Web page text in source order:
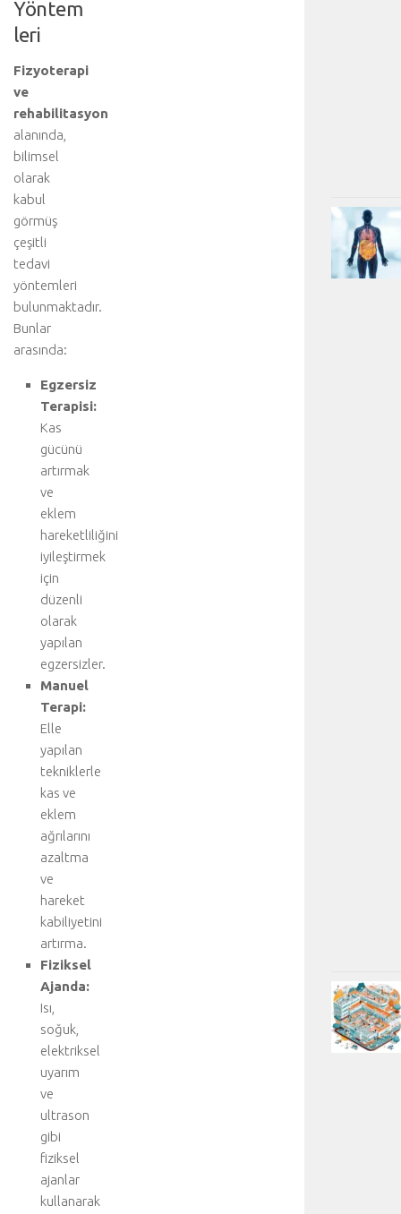
Yöntem
leri
Fizyoterapi
ve
rehabilitasyon
alanında,
bilimsel
olarak
kabul
görmüş
çeşitli
tedavi
yöntemleri
bulunmaktadır.
Bunlar
arasında:
Egzersiz
Terapisi:
Kas
gücünü
artırmak
ve
eklem
hareketliliğini
iyileştirmek
için
düzenli
olarak
yapılan
egzersizler.
Manuel
Terapi:
Elle
yapılan
tekniklerle
kas ve
eklem
ağrılarını
azaltma
ve
hareket
kabiliyetini
artırma.
Fiziksel
Ajanda:
Isı,
soğuk,
elektriksel
uyarım
ve
ultrason
gibi
fiziksel
ajanlar
kullanarak